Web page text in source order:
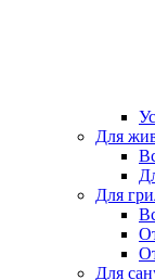
Для
Для
Для